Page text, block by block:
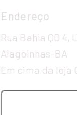
Endereço
Rua Bahia QD 4,
Alagoinhas-BA
Em cima da loja